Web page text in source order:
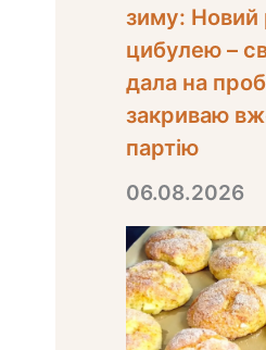
зиму: Новий
цибулею –
дала на
закриваю
партію
06.08.2026